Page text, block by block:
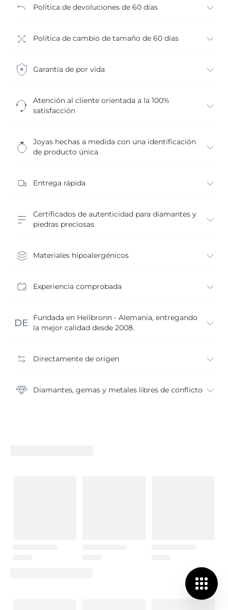
Política de devoluciones de 60 días
Política de cambio de tamaño de 60 días
Garantía de por vida
Atención al cliente orientada a la 100%
satisfacción
Joyas hechas a medida con una identificación
de producto única
Entrega rápida
Certificados de autenticidad para diamantes y
piedras preciosas
Materiales hipoalergénicos
Experiencia comprobada
Fundada en Heilbronn - Alemania, entregando
la mejor calidad desde 2008.
Directamente de origen
Diamantes, gemas y metales libres de conflicto